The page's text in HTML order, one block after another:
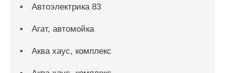
Автоэлектрика 83
Агат, автомойка
Аква хаус, комплекс